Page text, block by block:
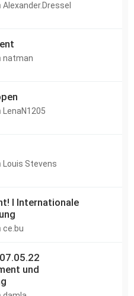
Alexander.Dressel
natman
LenaN1205
Louis Stevens
I Internationale
ce.bu
und